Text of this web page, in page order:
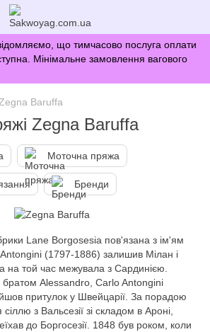
що тимчасово послуга оплати
Мінімальне замовлення вагового
Baruffa
Zegna Baruffa
Моточна пряжа
Бренди
Lane Borgosesia пов'язана з ім'ям
(1797-1886) залишив Мілан і
на той час межувала з Сардинією.
братом Alessandro, Carlo Antongini
притулок у Швейцарії. За порадою
з Вальсезії зі складом в Ароні,
до Боргосезії. 1848 був роком, коли